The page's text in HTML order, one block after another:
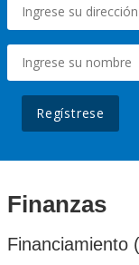
Regístrese
Finanzas
Financiamiento